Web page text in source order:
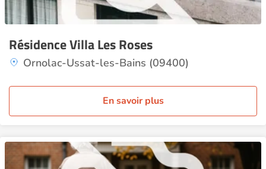
Résidence Villa Les Roses
Ornolac-Ussat-les-Bains (09400)
En savoir plus